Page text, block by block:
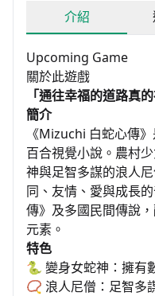
介紹
Upcoming Game
關於此遊戲
「通往幸福的道路真
簡介
《Mizuchi 白蛇心傳
百合視覺小說。農村
神與足智多謀的浪人
同、友情、愛與成長
傳》及多國民間傳說
元素。
特色
🐍 變身女蛇神：擁有
📿 浪人尼僧：足智多